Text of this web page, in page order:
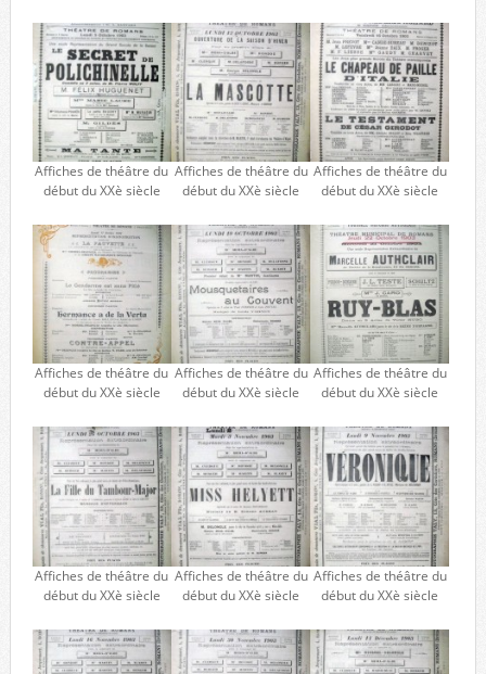
Affiches de théâtre du
début du XXè siècle
Affiches de théâtre du
début du XXè siècle
Affiches de théâtre du
début du XXè siècle
Affiches de théâtre du
début du XXè siècle
Affiches de théâtre du
début du XXè siècle
Affiches de théâtre du
début du XXè siècle
Affiches de théâtre du
début du XXè siècle
Affiches de théâtre du
début du XXè siècle
Affiches de théâtre du
début du XXè siècle